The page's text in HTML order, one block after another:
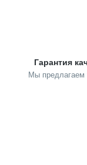
Гарантия
Мы предлагаем